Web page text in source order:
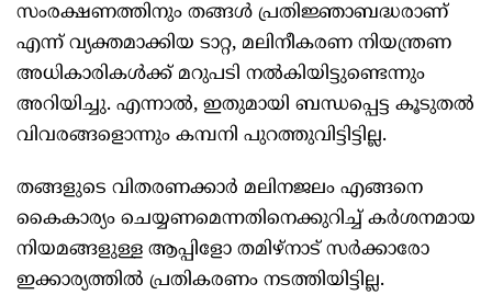
സംരക്ഷണത്തിനും തങ്ങള്‍ പ്രതിജ്ഞാബദ്ധരാണ്
എന്ന് വ്യക്തമാക്കിയ ടാറ്റ, മലിനീകരണ നിയന്ത്രണ
അധികാരികള്‍ക്ക് മറുപടി നല്‍കിയിട്ടുണ്ടെന്നും
അറിയിച്ചു. എന്നാല്‍, ഇതുമായി ബന്ധപ്പെട്ട കൂടുതല്‍
വിവരങ്ങളൊന്നും കമ്പനി പുറത്തുവിട്ടിട്ടില്ല.
തങ്ങളുടെ വിതരണക്കാര്‍ മലിനജലം എങ്ങനെ
കൈകാര്യം ചെയ്യണമെന്നതിനെക്കുറിച്ച് കര്‍ശനമായ
നിയമങ്ങളുള്ള ആപ്പിളോ തമിഴ്നാട് സര്‍ക്കാരോ
ഇക്കാര്യത്തില്‍ പ്രതികരണം നടത്തിയിട്ടില്ല.